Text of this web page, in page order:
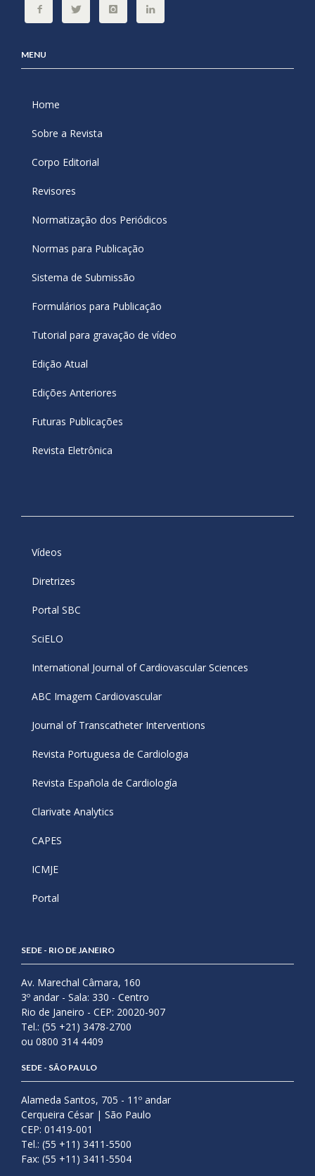
MENU
Home
Sobre a Revista
Corpo Editorial
Revisores
Normatização dos Periódicos
Normas para Publicação
Sistema de Submissão
Formulários para Publicação
Tutorial para gravação de vídeo
Edição Atual
Edições Anteriores
Futuras Publicações
Revista Eletrônica
Vídeos
Diretrizes
Portal SBC
SciELO
International Journal of Cardiovascular Sciences
ABC Imagem Cardiovascular
Journal of Transcatheter Interventions
Revista Portuguesa de Cardiologia
Revista Española de Cardiología
Clarivate Analytics
CAPES
ICMJE
Portal
SEDE - RIO DE JANEIRO
Av. Marechal Câmara, 160
3º andar - Sala: 330 - Centro
Rio de Janeiro - CEP: 20020-907
Tel.: (55 +21) 3478-2700
ou 0800 314 4409
SEDE - SÃO PAULO
Alameda Santos, 705 - 11º andar
Cerqueira César | São Paulo
CEP: 01419-001
Tel.: (55 +11) 3411-5500
Fax: (55 +11) 3411-5504